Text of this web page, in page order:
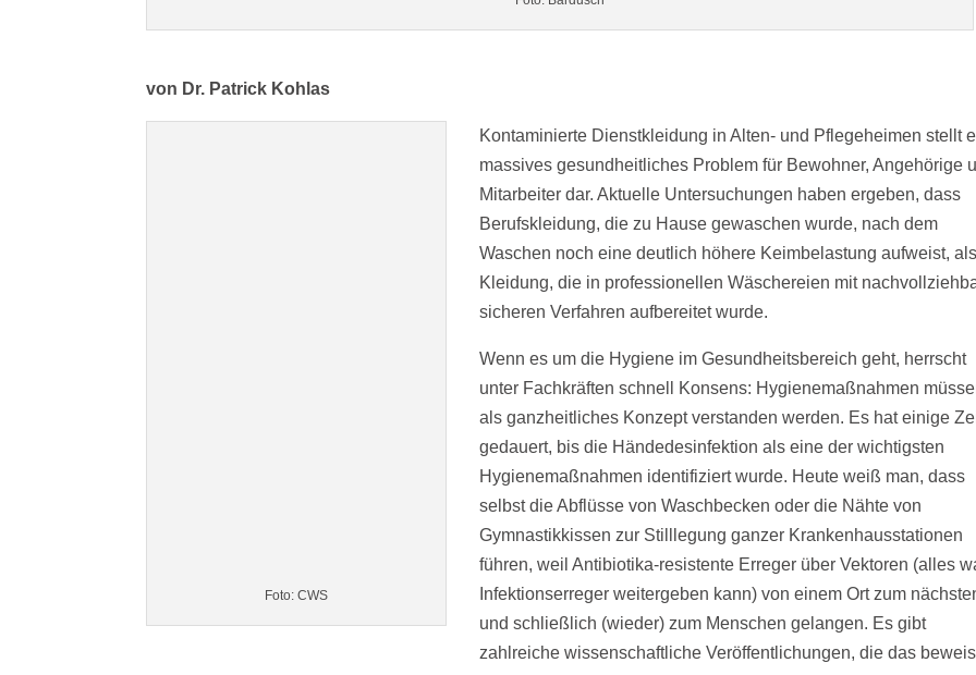
von Dr. Patrick Kohlas
Foto: CWS
Kontaminierte Dienstkleidung in Alten- und Pflegeheimen stellt
massives gesundheitliches Problem für Bewohner, Angehörige
Mitarbeiter dar. Aktuelle Untersuchungen haben ergeben, dass
Berufskleidung, die zu Hause gewaschen wurde, nach dem
Waschen noch eine deutlich höhere Keimbelastung aufweist, als
Kleidung, die in professionellen Wäschereien mit
sicheren Verfahren aufbereitet wurde.
Wenn es um die Hygiene im Gesundheitsbereich geht, herrscht
unter Fachkräften schnell Konsens: Hygienemaßnahmen
als ganzheitliches Konzept verstanden werden. Es hat einige
gedauert, bis die Händedesinfektion als eine der wichtigsten
Hygienemaßnahmen identifiziert wurde. Heute weiß man, dass
selbst die Abflüsse von Waschbecken oder die Nähte von
Gymnastikkissen zur Stilllegung ganzer Krankenhausstationen
führen, weil Antibiotika-resistente Erreger über Vektoren (alles
Infektionserreger weitergeben kann) von einem Ort zum
und schließlich (wieder) zum Menschen gelangen. Es gibt
zahlreiche wissenschaftliche Veröffentlichungen, die das